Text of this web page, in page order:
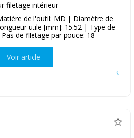
filetage intérieur
de l'outil: MD | Diamètre de
utile [mm]: 15.52 | Type de
de filetage par pouce: 18
Voir article